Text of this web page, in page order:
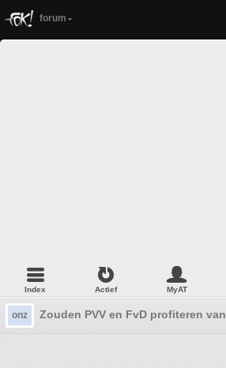
forum
Index Actief MyAT
onz Zouden PVV en FvD profiteren